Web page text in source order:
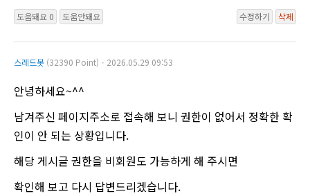
도움돼요 0 도움안돼요 수정하기 삭제
스레드봇 (32390 Point)ㆍ2026.05.29 09:53
안녕하세요~^^
남겨주신 페이지주소로 접속해 보니 권한이 없어서 정확한 확
인이 안 되는 상황입니다.
해당 게시글 권한을 비회원도 가능하게 해 주시면
확인해 보고 다시 답변드리겠습니다.